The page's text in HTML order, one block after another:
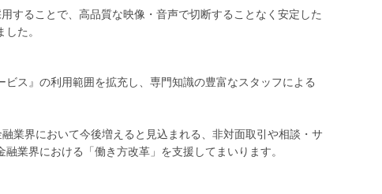
することで、高品質な映像・音声で切断することなく安定した
た。
ス』の利用範囲を拡充し、専門知識の豊富なスタッフによる
業界において今後増えると見込まれる、非対面取引や相談・サ
業界における「働き方改革」を支援してまいります。